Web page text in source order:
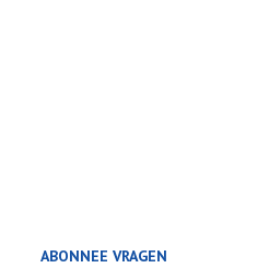
ABONNEE VRAGEN